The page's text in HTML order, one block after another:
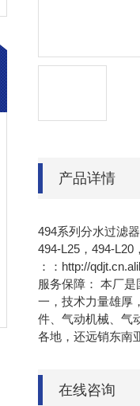
产品详情
494系列分水过滤器
494-L25，494-L20
：：http://
服务保障： 本厂
一，技术力量雄
件、气动机械、气
各地，还远销东南
在线咨询